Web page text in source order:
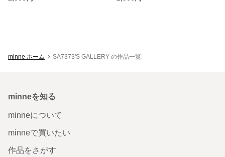
minne ホーム SA7373'S GALLERY の作品一覧
minneを知る
minneについて
minneで買いたい
作品をさがす